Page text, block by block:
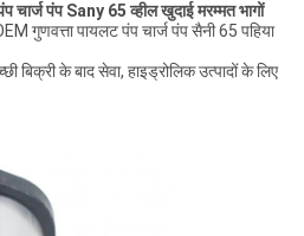
चार्ज पंप Sany 65 व्हील खुदाई मरम्मत भागों
गुणवत्ता पायलट पंप चार्ज पंप सैनी 65 पहिया
के बाद सेवा, हाइड्रोलिक उत्पादों के लिए